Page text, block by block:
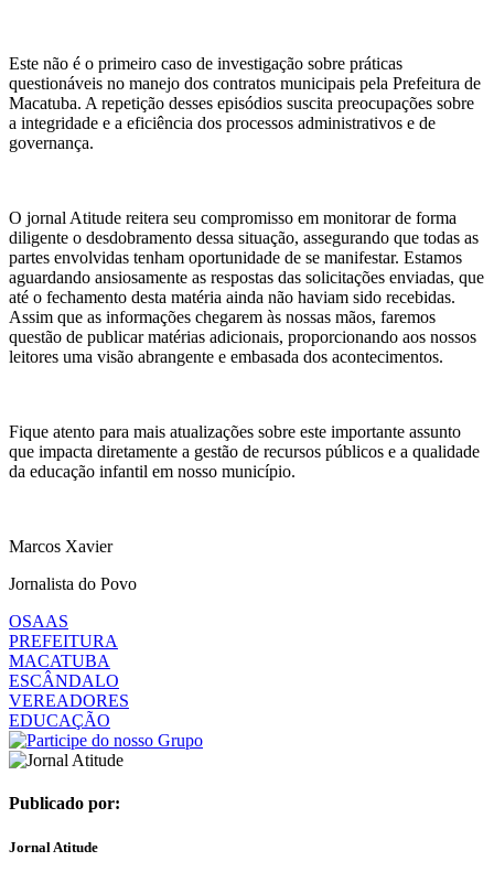
Este não é o primeiro caso de investigação sobre práticas
questionáveis no manejo dos contratos municipais pela Prefeitura de
Macatuba. A repetição desses episódios suscita preocupações sobre
a integridade e a eficiência dos processos administrativos e de
governança.
O jornal Atitude reitera seu compromisso em monitorar de forma
diligente o desdobramento dessa situação, assegurando que todas as
partes envolvidas tenham oportunidade de se manifestar. Estamos
aguardando ansiosamente as respostas das solicitações enviadas, que
até o fechamento desta matéria ainda não haviam sido recebidas.
Assim que as informações chegarem às nossas mãos, faremos
questão de publicar matérias adicionais, proporcionando aos nossos
leitores uma visão abrangente e embasada dos acontecimentos.
Fique atento para mais atualizações sobre este importante assunto
que impacta diretamente a gestão de recursos públicos e a qualidade
da educação infantil em nosso município.
Marcos Xavier
Jornalista do Povo
OSAAS
PREFEITURA
MACATUBA
ESCÂNDALO
VEREADORES
EDUCAÇÃO
Publicado por:
Jornal Atitude